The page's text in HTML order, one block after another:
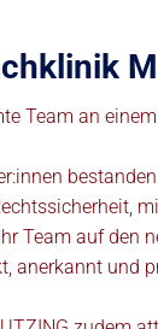
Team an
Team auf den
anerkannt